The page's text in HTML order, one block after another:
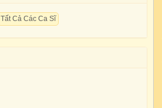
Tất Cả Các Ca Sĩ